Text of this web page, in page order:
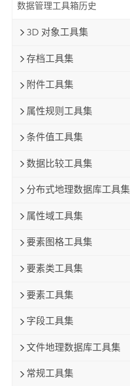
数据管理工具箱历史
3D 对象工具集
存档工具集
附件工具集
属性规则工具集
条件值工具集
数据比较工具集
分布式地理数据库工具集
属性域工具集
要素图格工具集
要素类工具集
要素工具集
字段工具集
文件地理数据库工具集
常规工具集